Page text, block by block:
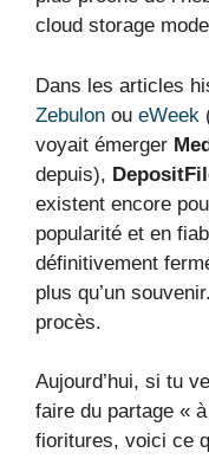
cloud storage
Dans les articles
Zebulon ou eWeek
voyait émerger
depuis),
existent encore
popularité et en
définitivement
plus qu’un
procès.
Aujourd’hui, si tu
faire du partage «
fioritures, voici ce